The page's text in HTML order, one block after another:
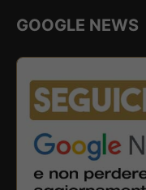
GOOGLE NEWS